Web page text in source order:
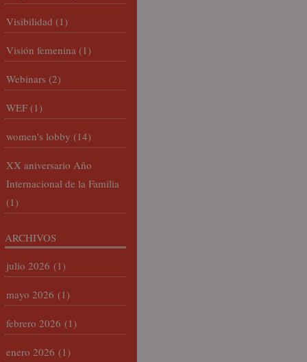
Visibilidad (1)
Visión femenina (1)
Webinars (2)
WEF (1)
women's lobby (14)
XX aniversario Año
Internacional de la Familia
(1)
ARCHIVOS
julio 2026 (1)
mayo 2026 (1)
febrero 2026 (1)
enero 2026 (1)